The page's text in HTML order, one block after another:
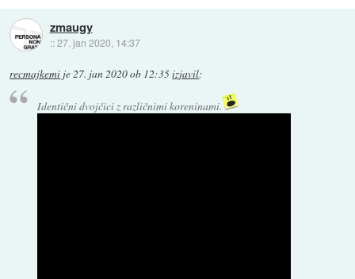
zmaugy
::27. jan 2020, 14:37
recmajkemi je27. jan 2020 ob 12:35izjavil:
Identični dvojčici z različnimi koreninami.